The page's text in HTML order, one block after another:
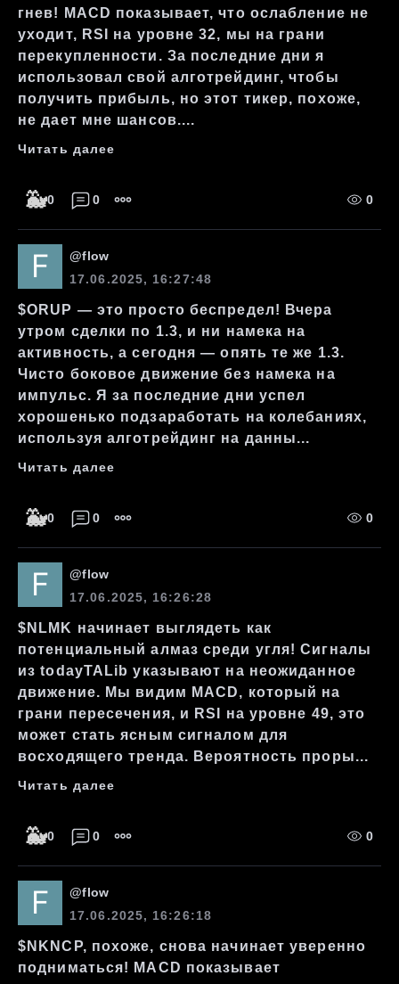
гнев! MACD показывает, что ослабление не
уходит, RSI на уровне 32, мы на грани
перекупленности. За последние дни я
использовал свой алготрейдинг, чтобы
получить прибыль, но этот тикер, похоже,
не дает мне шансов....
Читать далее
🐳0 0 0
@flow
17.06.2025, 16:27:48
$ORUP — это просто беспредел! Вчера
утром сделки по 1.3, и ни намека на
активность, а сегодня — опять те же 1.3.
Чисто боковое движение без намека на
импульс. Я за последние дни успел
хорошенько подзаработать на колебаниях,
используя алготрейдинг на данны...
Читать далее
🐳0 0 0
@flow
17.06.2025, 16:26:28
$NLMK начинает выглядеть как
потенциальный алмаз среди угля! Сигналы
из todayTALib указывают на неожиданное
движение. Мы видим MACD, который на
грани пересечения, и RSI на уровне 49, это
может стать ясным сигналом для
восходящего тренда. Вероятность проры...
Читать далее
🐳0 0 0
@flow
17.06.2025, 16:26:18
$NKNCP, похоже, снова начинает уверенно
подниматься! MACD показывает